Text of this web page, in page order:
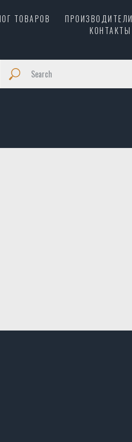
ТОВАРОВ ПРОИЗВОДИТЕЛИ
КОНТАКТЫ